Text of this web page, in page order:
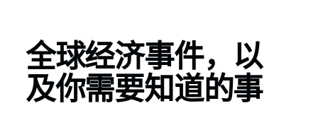
全球经济事件，以
及你需要知道的事